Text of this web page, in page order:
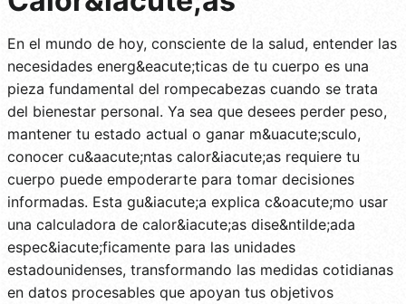
En el mundo de hoy, consciente de la salud, entender las
necesidades energ&eacute;ticas de tu cuerpo es una
pieza fundamental del rompecabezas cuando se trata
del bienestar personal. Ya sea que desees perder peso,
mantener tu estado actual o ganar m&uacute;sculo,
conocer cu&aacute;ntas calor&iacute;as requiere tu
cuerpo puede empoderarte para tomar decisiones
informadas. Esta gu&iacute;a explica c&oacute;mo usar
una calculadora de calor&iacute;as dise&ntilde;ada
espec&iacute;ficamente para las unidades
estadounidenses, transformando las medidas cotidianas
en datos procesables que apoyan tus objetivos